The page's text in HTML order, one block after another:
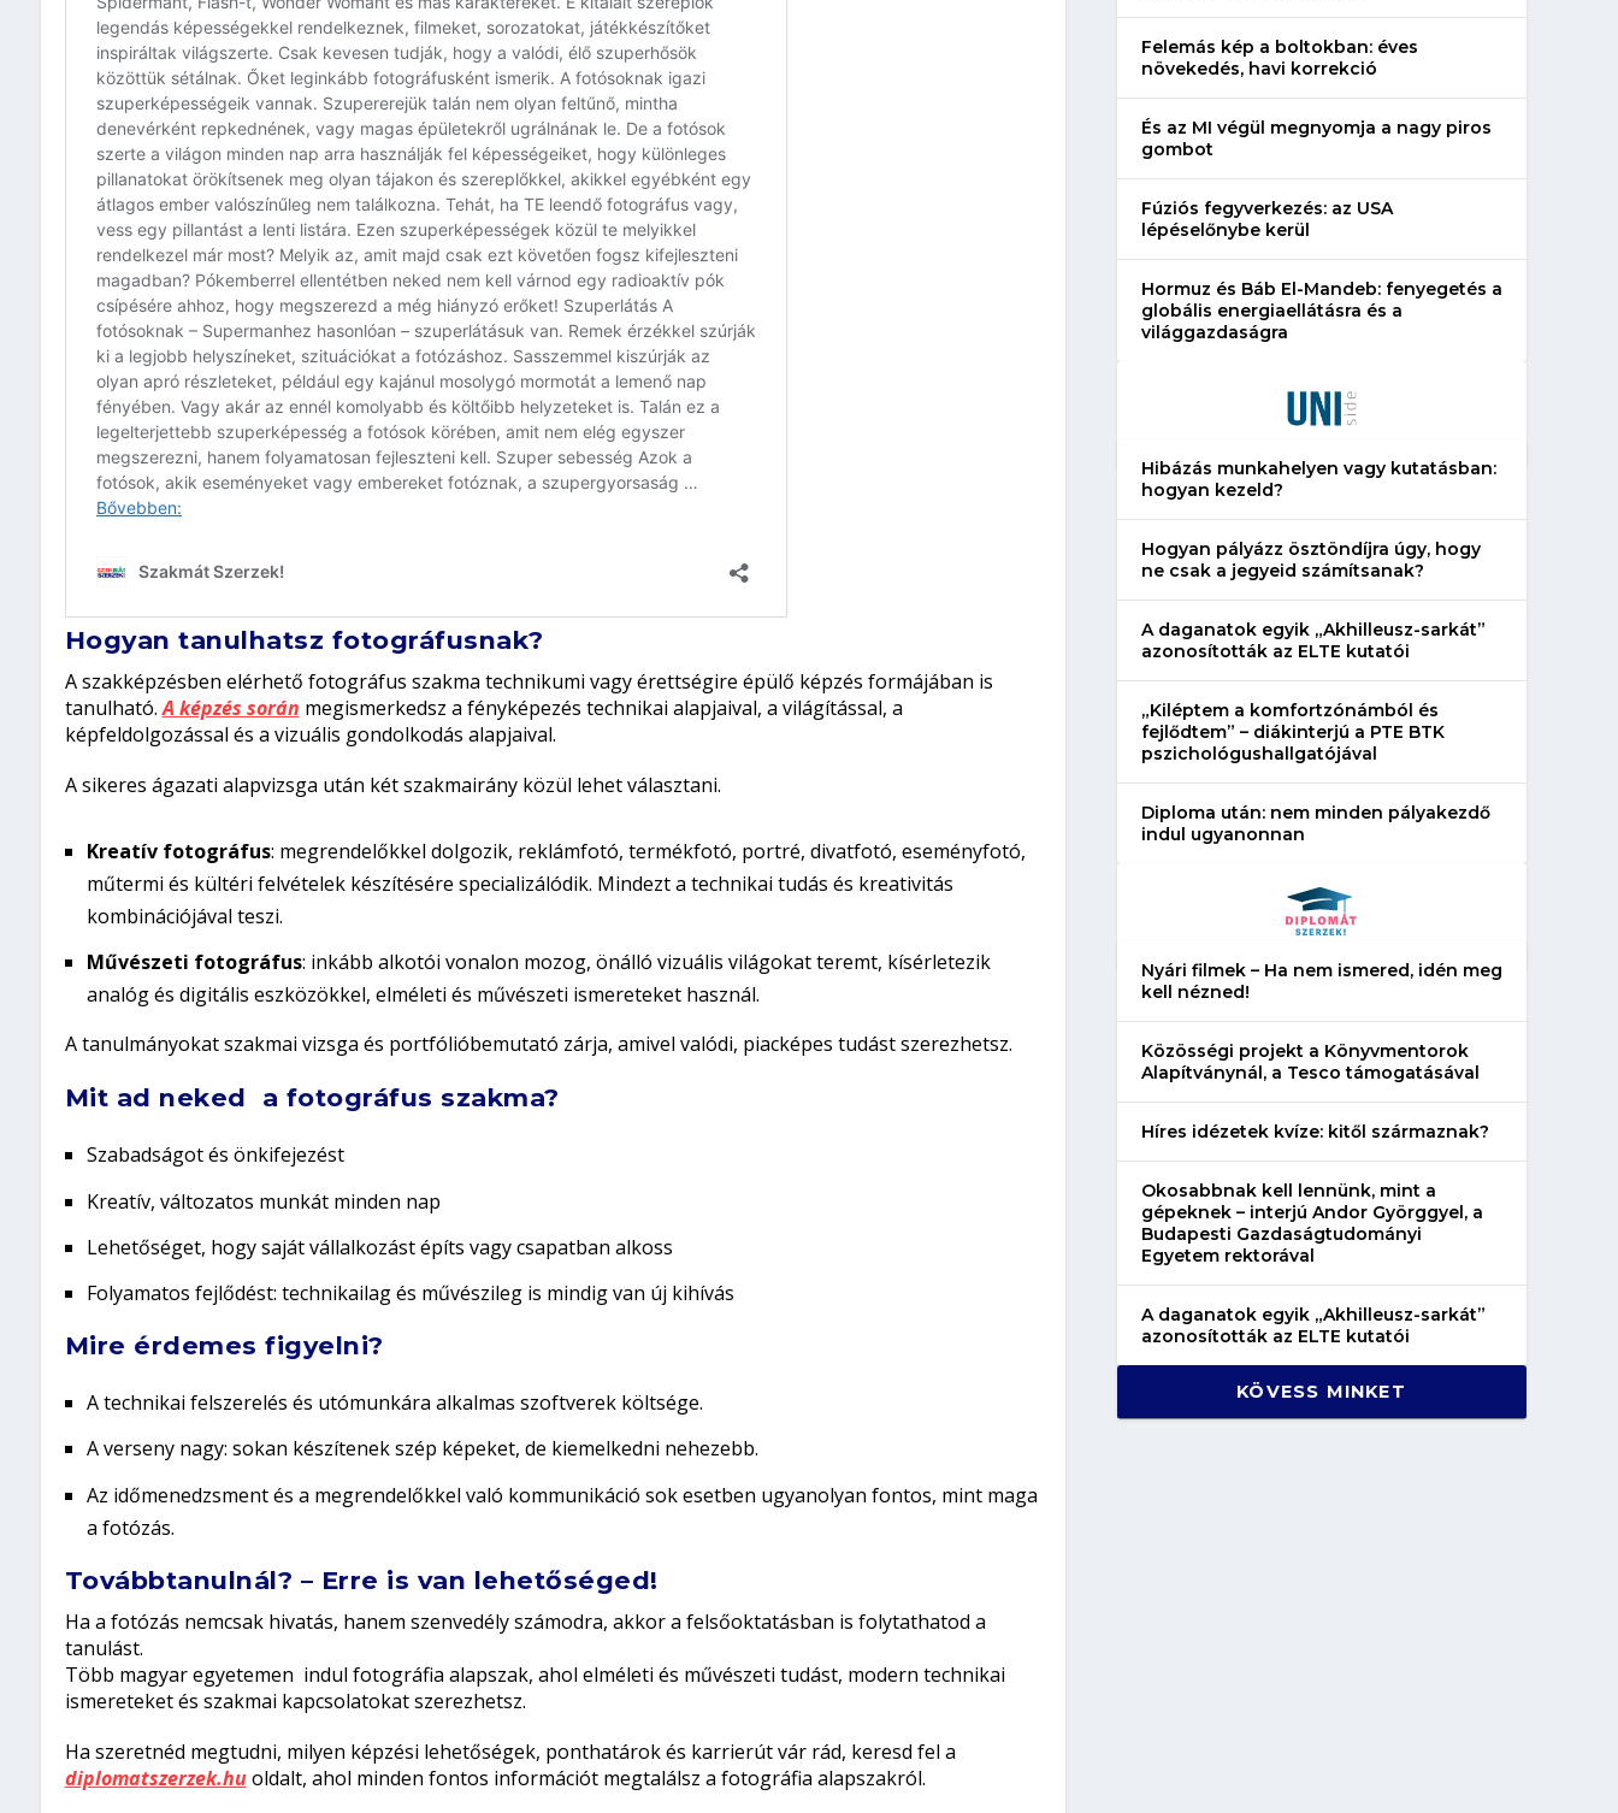
Hogyan tanulhatsz fotográfusnak?
A szakképzésben elérhető fotográfus szakma technikumi vagy érettségire épülő képzés formájában is
tanulható.A képzés során megismerkedsz a fényképezés technikai alapjaival, a világítással, a
képfeldolgozással és a vizuális gondolkodás alapjaival.
A sikeres ágazati alapvizsga után két szakmairány közül lehet választani.
Kreatív fotográfus: megrendelőkkel dolgozik, reklámfotó, termékfotó, portré, divatfotó, eseményfotó,
műtermi és kültéri felvételek készítésére specializálódik. Mindezt a technikai tudás és kreativitás
kombinációjával teszi.
Művészeti fotográfus: inkább alkotói vonalon mozog, önálló vizuális világokat teremt, kísérletezik
analóg és digitális eszközökkel, elméleti és művészeti ismereteket használ.
A tanulmányokat szakmai vizsga és portfólióbemutató zárja, amivel valódi, piacképes tudást szerezhetsz.
Mit ad neked a fotográfus szakma?
Szabadságot és önkifejezést
Kreatív, változatos munkát minden nap
Lehetőséget, hogy saját vállalkozást építs vagy csapatban alkoss
Folyamatos fejlődést: technikailag és művészileg is mindig van új kihívás
Mire érdemes figyelni?
A technikai felszerelés és utómunkára alkalmas szoftverek költsége.
A verseny nagy: sokan készítenek szép képeket, de kiemelkedni nehezebb.
Az időmenedzsment és a megrendelőkkel való kommunikáció sok esetben ugyanolyan fontos, mint maga
a fotózás.
Továbbtanulnál? – Erre is van lehetőséged!
Ha a fotózás nemcsak hivatás, hanem szenvedély számodra, akkor a felsőoktatásban is folytathatod a
tanulást.
Több magyar egyetemen indul fotográfia alapszak, ahol elméleti és művészeti tudást, modern technikai
ismereteket és szakmai kapcsolatokat szerezhetsz.
Ha szeretnéd megtudni, milyen képzési lehetőségek, ponthatárok és karrierút vár rád, keresd fel a
diplomatszerzek.huoldalt, ahol minden fontos információt megtalálsz a fotográfia alapszakról.
Felemás kép a boltokban: éves
növekedés, havi korrekció
És az MI végül megnyomja a nagy piros
gombot
Fúziós fegyverkezés: az USA
lépéselőnybe kerül
Hormuz és Báb El-Mandeb: fenyegetés a
globális energiaellátásra és a
világgazdaságra
Hibázás munkahelyen vagy kutatásban:
hogyan kezeld?
Hogyan pályázz ösztöndíjra úgy, hogy
ne csak a jegyeid számítsanak?
A daganatok egyik „Akhilleusz-sarkát”
azonosították az ELTE kutatói
„Kiléptem a komfortzónámból és
fejlődtem” – diákinterjú a PTE BTK
pszichológushallgatójával
Diploma után: nem minden pályakezdő
indul ugyanonnan
Nyári filmek – Ha nem ismered, idén meg
kell nézned!
Közösségi projekt a Könyvmentorok
Alapítványnál, a Tesco támogatásával
Híres idézetek kvíze: kitől származnak?
Okosabbnak kell lennünk, mint a
gépeknek – interjú Andor Györggyel, a
Budapesti Gazdaságtudományi
Egyetem rektorával
A daganatok egyik „Akhilleusz-sarkát”
azonosították az ELTE kutatói
KÖVESS MINKET